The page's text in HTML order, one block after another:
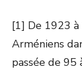
[1] De 1923
Arméniens
passée de 95